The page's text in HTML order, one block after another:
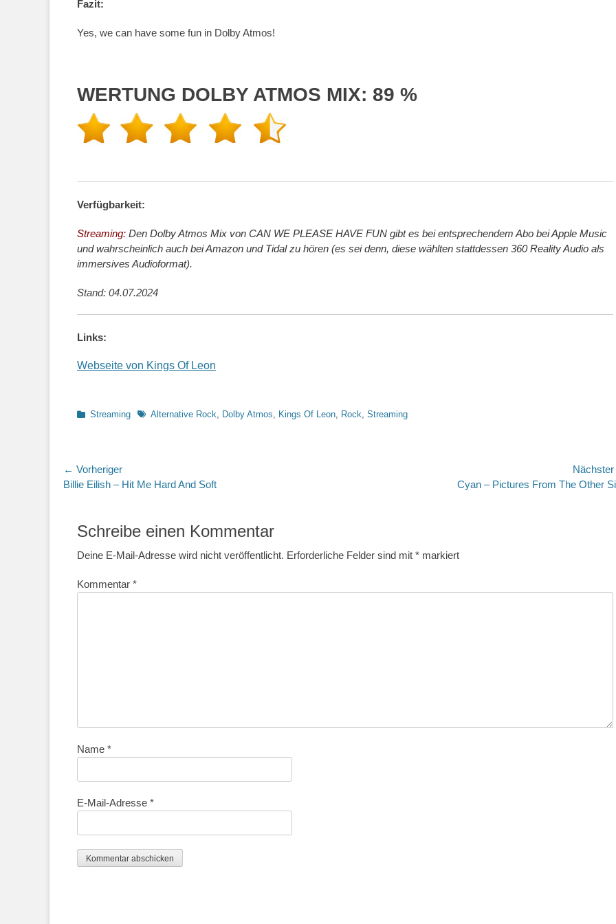
Fazit:
Yes, we can have some fun in Dolby Atmos!
WERTUNG DOLBY ATMOS MIX: 89 %
Verfügbarkeit:
Streaming: Den Dolby Atmos Mix von CAN WE PLEASE HAVE FUN gibt es bei entsprechendem Abo bei Apple Music
und wahrscheinlich auch bei Amazon und Tidal zu hören (es sei denn, diese wählten stattdessen 360 Reality Audio als
immersives Audioformat).
Stand: 04.07.2024
Links:
Webseite von Kings Of Leon
Kategorien
Streaming Schlagworte
Alternative Rock, Dolby Atmos, Kings Of Leon, Rock, Streaming
Beitragsnavigation
← Vorheriger
Vorheriger
Billie Eilish – Hit Me Hard And Soft Cyan – Pictures From The Other
Schreibe einen Kommentar
Deine E-Mail-Adresse wird nicht veröffentlicht. Erforderliche Felder sind mit * markiert
Kommentar *
Name *
E-Mail-Adresse *